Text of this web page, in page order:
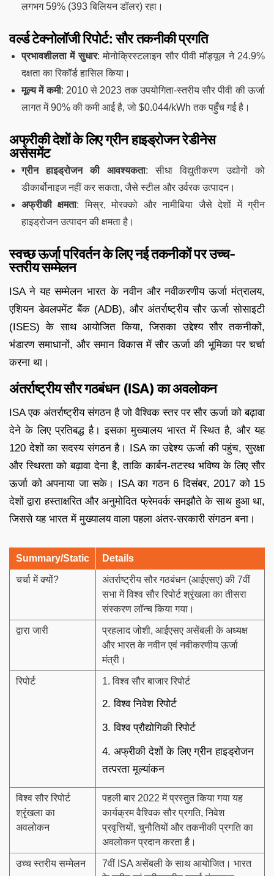
लगभग 59% (393 बिलियन डॉलर) रहा।
वर्ल्ड टेक्नोलॉजी रिपोर्ट: सौर तकनीकी प्रगति
प्रभावशीलता में सुधार: मोनोक्रिस्टलाइन सौर पीवी मॉड्यूल ने 24.9%
दक्षता का रिकॉर्ड हासिल किया।
मूल्य में कमी: 2010 से 2023 तक उपयोगिता-स्तरीय सौर पीवी की ऊर्जा
लागत में 90% की कमी आई है, जो $0.044/kWh तक पहुँच गई है।
अफ्रीकी देशों के लिए ग्रीन हाइड्रोजन रेडीनेस
असेसमेंट
ग्रीन हाइड्रोजन की आवश्यकता: सीधा विद्युतीकरण उद्योगों को
डीकार्बोनाइज नहीं कर सकता, जैसे स्टील और उर्वरक उत्पादन।
अफ्रीकी क्षमता: मिस्र, मोरक्को और नामीबिया जैसे देशों में ग्रीन
हाइड्रोजन उत्पादन की क्षमता है।
स्वच्छ ऊर्जा परिवर्तन के लिए नई तकनीकों पर उच्च-
स्तरीय सम्मेलन
ISA ने यह सम्मेलन भारत के नवीन और नवीकरणीय ऊर्जा मंत्रालय,
एशियन डेवलपमेंट बैंक (ADB), और अंतर्राष्ट्रीय सौर ऊर्जा सोसाइटी
(ISES) के साथ आयोजित किया, जिसका उद्देश्य सौर तकनीकों,
भंडारण समाधानों, और समान विकास में सौर ऊर्जा की भूमिका पर चर्चा
करना था।
अंतर्राष्ट्रीय सौर गठबंधन (ISA) का अवलोकन
ISA एक अंतर्राष्ट्रीय संगठन है जो वैश्विक स्तर पर सौर ऊर्जा को बढ़ावा
देने के लिए प्रतिबद्ध है। इसका मुख्यालय भारत में स्थित है, और यह
120 देशों का सदस्य संगठन है। ISA का उद्देश्य ऊर्जा की पहुंच, सुरक्षा
और स्थिरता को बढ़ावा देना है, ताकि कार्बन-तटस्थ भविष्य के लिए सौर
ऊर्जा को अपनाया जा सके। ISA का गठन 6 दिसंबर, 2017 को 15
देशों द्वारा हस्ताक्षरित और अनुमोदित फ्रेमवर्क समझौते के साथ हुआ था,
जिससे यह भारत में मुख्यालय वाला पहला अंतर-सरकारी संगठन बना।
Summary/Static Details
चर्चा में क्यों?
अंतर्राष्ट्रीय सौर गठबंधन (आईएसए) की 7वीं
सभा में विश्व सौर रिपोर्ट श्रृंखला का तीसरा
संस्करण लॉन्च किया गया।
द्वारा जारी
प्रहलाद जोशी, आईएसए असेंबली के अध्यक्ष
और भारत के नवीन एवं नवीकरणीय ऊर्जा
मंत्री।
रिपोर्ट 1. विश्व सौर बाजार रिपोर्ट
2. विश्व निवेश रिपोर्ट
3. विश्व प्रौद्योगिकी रिपोर्ट
4. अफ्रीकी देशों के लिए ग्रीन हाइड्रोजन
तत्परता मूल्यांकन
विश्व सौर रिपोर्ट
श्रृंखला का
अवलोकन
पहली बार 2022 में प्रस्तुत किया गया यह
कार्यक्रम वैश्विक सौर प्रगति, निवेश
प्रवृत्तियों, चुनौतियों और तकनीकी प्रगति का
अवलोकन प्रदान करता है।
उच्च स्तरीय सम्मेलन
7वीं ISA असेंबली के साथ आयोजित। भारत